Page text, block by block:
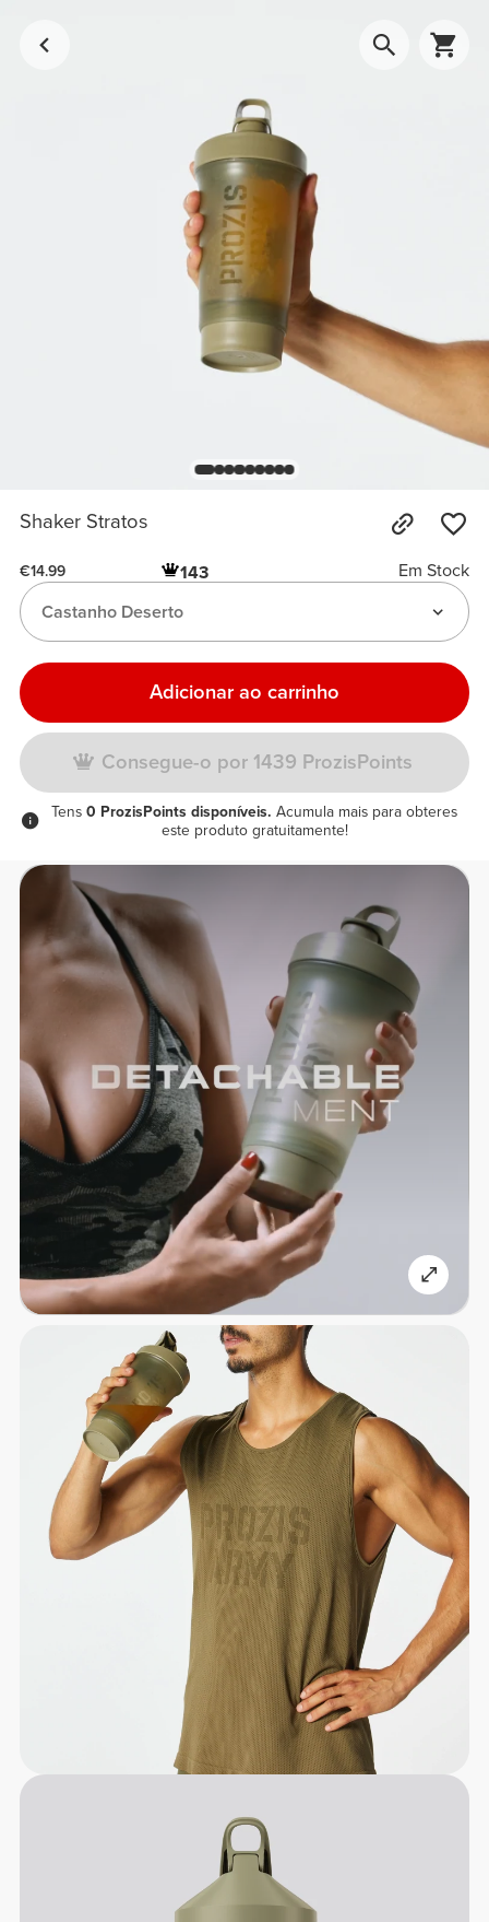
Shaker Stratos
€14.99 143
Em Stock
Castanho Deserto
Adicionar ao carrinho
Consegue-o por 1439 ProzisPoints
Tens 0 ProzisPoints disponíveis. Acumula mais para obteres
este produto gratuitamente!